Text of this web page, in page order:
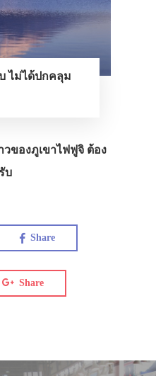
ไม่ได้ปกคลุม
ของภูเขาไฟฟูจิ ต้อง
บ
Share
Share